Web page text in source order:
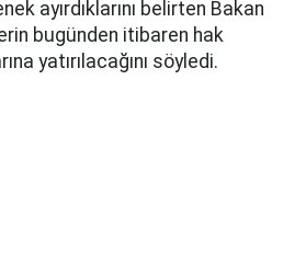
ayırdıklarını belirten Bakan
bugünden itibaren hak
yatırılacağını söyledi.